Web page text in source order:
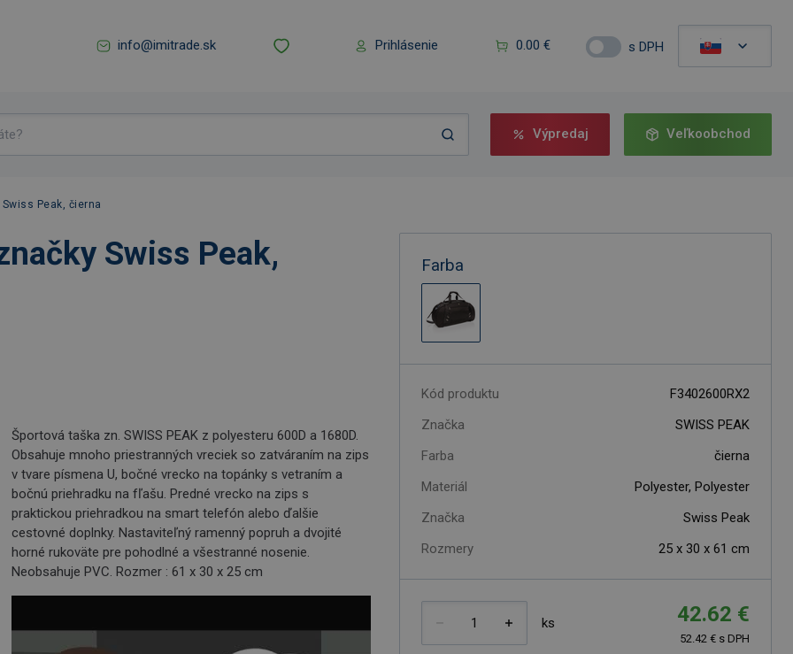
info@imitrade.sk Prihlásenie 0.00 € s DPH
Výpredaj Veľkoobchod
Peak, čierna
Swiss Peak,
Športová taška zn. SWISS PEAK z polyesteru 600D a 1680D.
Obsahuje mnoho priestranných vreciek so zatváraním na zips
v tvare písmena U, bočné vrecko na topánky s vetraním a
bočnú priehradku na fľašu. Predné vrecko na zips s
praktickou priehradkou na smart telefón alebo ďalšie
cestovné doplnky. Nastaviteľný ramenný popruh a dvojité
horné rukoväte pre pohodlné a všestranné nosenie.
Neobsahuje PVC. Rozmer : 61 x 30 x 25 cm
Farba
Kód produktu
F3402600RX2
Značka
SWISS PEAK
Farba
čierna
Materiál
Polyester, Polyester
Značka
Swiss Peak
Rozmery
25 x 30 x 61 cm
ks 42.62 €
52.42 € s DPH